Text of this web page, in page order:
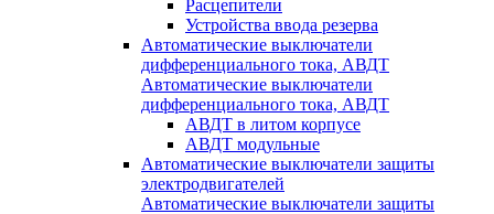
Расцепители
Устройства ввода резерва
Автоматические выключатели
дифференциального тока, АВДТ
Автоматические выключатели
дифференциального тока, АВДТ
АВДТ в литом корпусе
АВДТ модульные
Автоматические выключатели защиты
электродвигателей
Автоматические выключатели защиты